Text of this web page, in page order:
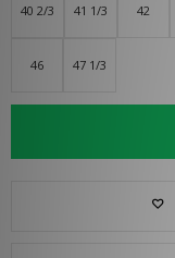
40 2/3 41 1/3 42
46 47 1/3